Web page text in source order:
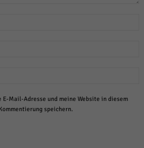
E-Mail-Adresse und meine Website in diesem
speichern.